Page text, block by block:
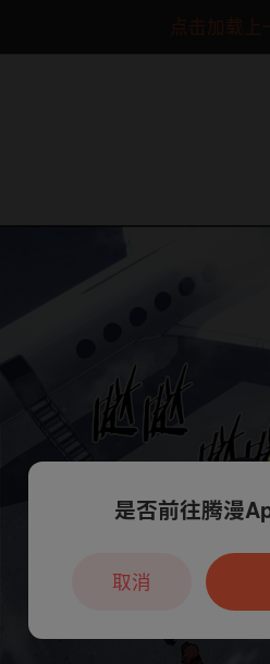
点击加载上
本章节仅支持App阅
户7天免
是否前往腾漫
取消